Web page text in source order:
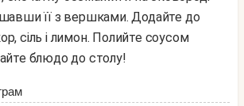
її з вершками. Додайте до
сіль і лимон. Полийте соусом
блюдо до столу!